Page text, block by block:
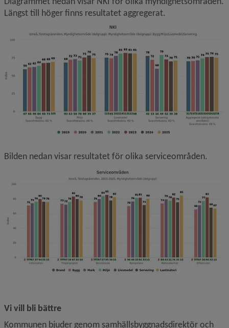
Längst till höger finns resultatet aggregerat.
Bilden nedan visar resultatet för olika serviceområden.
Vi vill bli bättre
Kommunen bjuder genom samhällsbyggnadsdirektör och